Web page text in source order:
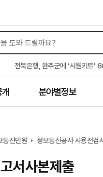
완주군 “여름휴가철 청소년 안전
완주 청소년, 삼성 임직원 만나
전북은행, 완주군에 ‘시원키트’
㈜새눈, 완주군에 성금 1,000만
완주 봉동읍, 희망나눔가게·행복
유희태 완주군수, 친환경 농업인
완주 미래라이온스, 경로당 냉장
완주 이서면, 홀몸 남성 위한 ‘이
분야별정보
통신민원 정보통신공사 사용전검
서사본제출